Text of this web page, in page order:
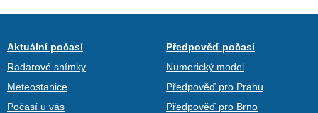
Aktuální počasí
Radarové snímky
Meteostanice
Počasí u vás
Předpověď počasí
Numerický model
Předpověď pro Prahu
Předpověď pro Brno